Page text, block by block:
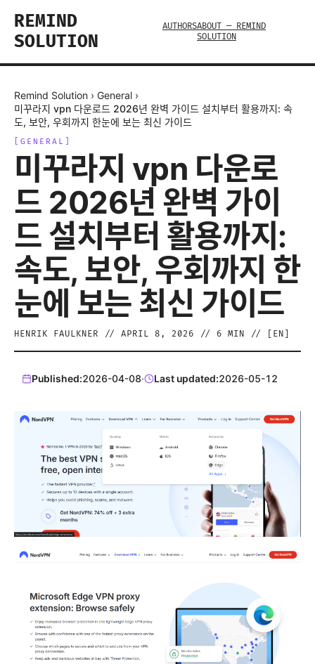
REMIND
SOLUTION
AUTHORSABOUT — REMIND
SOLUTION
Remind Solution › General ›
미꾸라지 vpn 다운로드 2026년 완벽 가이드 설치부터 활용까지: 속
도, 보안, 우회까지 한눈에 보는 최신 가이드
GENERAL
미꾸라지 vpn 다운로
드 2026년 완벽 가이
드 설치부터 활용까지:
속도, 보안, 우회까지 한
눈에 보는 최신 가이드
HENRIK FAULKNER // APRIL 8, 2026 // 6 MIN // [ EN
Published:2026-04-08· Last updated:2026-05-12